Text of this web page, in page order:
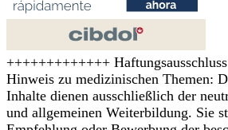
+++++++++++++
Hinweis zu medizinischen Themen:
Inhalte dienen ausschließlich der
und allgemeinen Weiterbildung. Sie